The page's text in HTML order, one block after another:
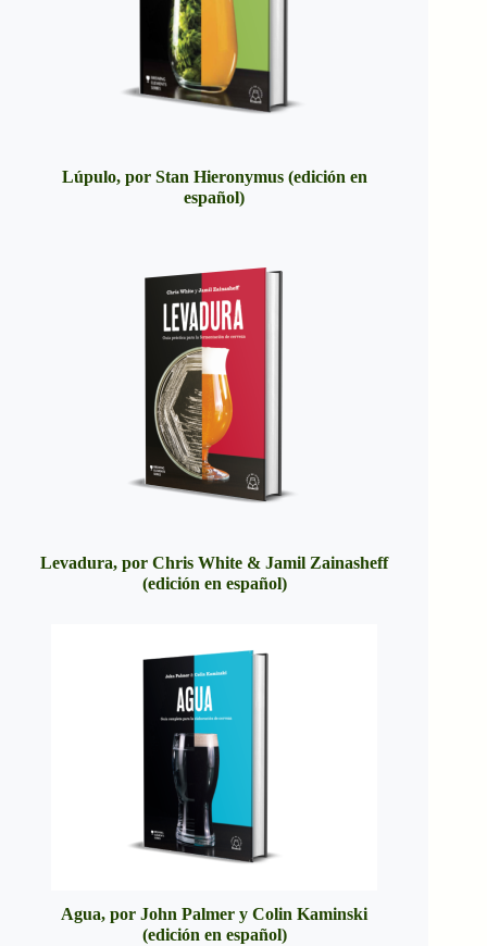
Lúpulo, por Stan Hieronymus (edición en
español)
Levadura, por Chris White & Jamil Zainasheff
(edición en español)
Agua, por John Palmer y Colin Kaminski
(edición en español)